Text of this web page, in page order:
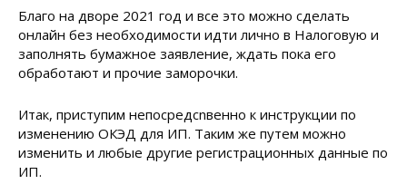
Благо на дворе 2021 год и все это можно сделать
онлайн без необходимости идти лично в Налоговую и
заполнять бумажное заявление, ждать пока его
обработают и прочие заморочки.
Итак, приступим непосредсnвенно к инструкции по
изменению ОКЭД для ИП. Таким же путем можно
изменить и любые другие регистрационных данные по
ИП.